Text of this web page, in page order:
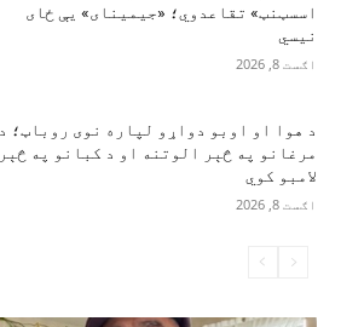
اسسټنټ» تقاعدوي؛ «جیمینای» یې ځای
نیسي
اګست 8, 2026
د هوا او اوبو دواړو لپاره نوی روباټ؛ د
مرغانو په څېر الوتنه او د کبانو په څېر
لامبو کوي
اګست 8, 2026